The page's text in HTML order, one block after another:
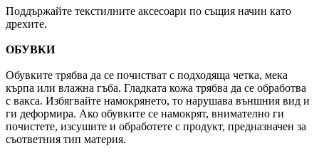
Поддържайте текстилните аксесоари по същия начин като
дрехите.
ОБУВКИ
Обувките трябва да се почистват с подходяща четка, мека
кърпа или влажна гъба. Гладката кожа трябва да се обработва
с вакса. Избягвайте намокрянето, то нарушава външния вид и
ги деформира. Ако обувките се намокрят, внимателно ги
почистете, изсушите и обработете с продукт, предназначен за
съответния тип материя.